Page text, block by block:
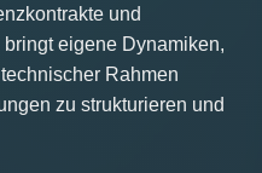
und
eigene Dynamiken,
Rahmen
zu strukturieren und